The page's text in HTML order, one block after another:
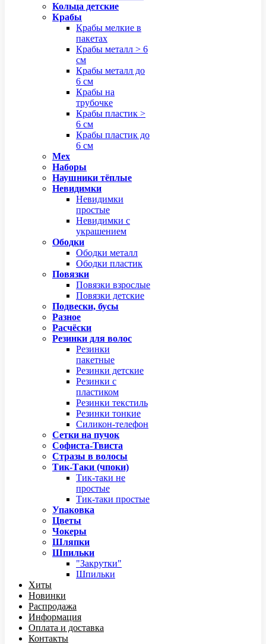
Кольца детские
Крабы
Крабы мелкие в
пакетах
Крабы металл > 6
см
Крабы металл до
6 см
Крабы на
трубочке
Крабы пластик >
6 см
Крабы пластик до
6 см
Мех
Наборы
Наушники тёплые
Невидимки
Невидимки
простые
Невидимки с
украшением
Ободки
Ободки металл
Ободки пластик
Повязки
Повязки взрослые
Повязки детские
Подвески, бусы
Разное
Расчёски
Резинки для волос
Резинки
пакетные
Резинки детские
Резинки с
пластиком
Резинки текстиль
Резинки тонкие
Силикон-телефон
Сетки на пучок
Софиста-Твиста
Стразы в волосы
Тик-Таки (чпоки)
Тик-таки не
простые
Тик-таки простые
Упаковка
Цветы
Чокеры
Шляпки
Шпильки
"Закрутки"
Шпильки
Хиты
Новинки
Распродажа
Информация
Оплата и доставка
Контакты